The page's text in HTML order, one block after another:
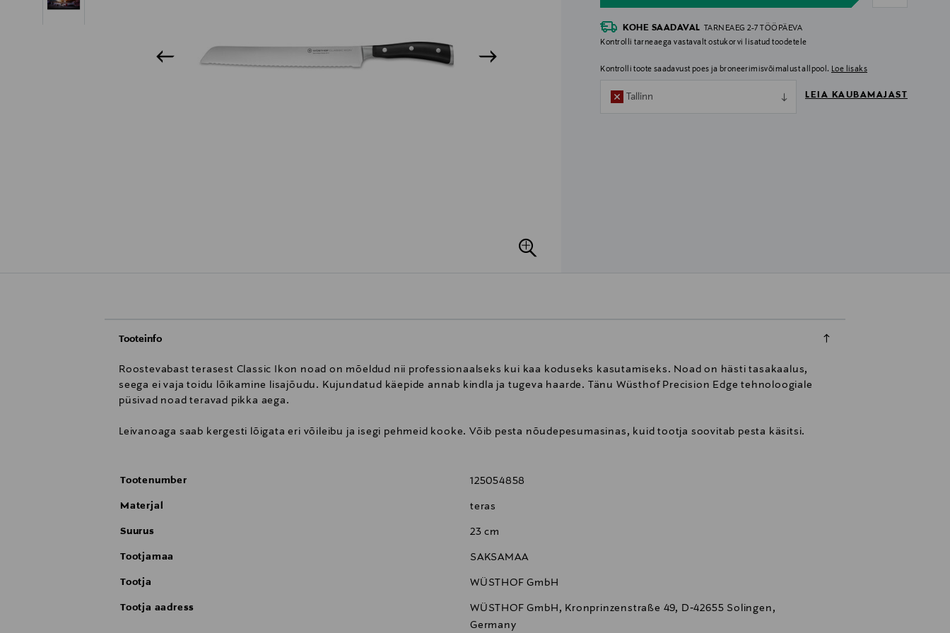
KOHE SAADAVAL
TARNEAEG 2-7 TÖÖPÄEVA
Kontrolli tarneaega vastavalt ostukorvi lisatud toodetele
Kontrolli toote saadavust poes ja broneerimisvõimalust allpool. Loe lisaks
Tallinn LEIA KAUBAMAJAST
Tooteinfo
Roostevabast terasest Classic Ikon noad on mõeldud nii professionaalseks kui kaa koduseks kasutamiseks. Noad on hästi tasakaalus,
seega ei vaja toidu lõikamine lisajõudu. Kujundatud käepide annab kindla ja tugeva haarde. Tänu Wüsthof Precision Edge tehnoloogiale
püsivad noad teravad pikka aega.
Leivanoaga saab kergesti lõigata eri võileibu ja isegi pehmeid kooke. Võib pesta nõudepesumasinas, kuid tootja soovitab pesta käsitsi.
Tootenumber 125054858
Materjal teras
Suurus 23 cm
Tootjamaa SAKSAMAA
Tootja WÜSTHOF GmbH
Tootja aadress
WÜSTHOF GmbH, Kronprinzenstraße 49, D‑42655 Solingen,
Germany